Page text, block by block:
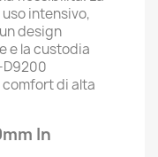
intensivo,
design
e la custodia
di alta
In